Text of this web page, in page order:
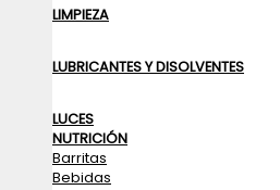
LIMPIEZA
LUBRICANTES Y DISOLVENTES
LUCES
NUTRICIÓN
Barritas
Bebidas